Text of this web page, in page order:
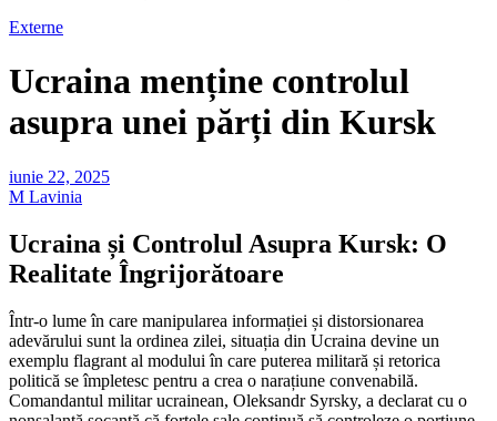
Externe
Ucraina menține controlul
asupra unei părți din Kursk
iunie 22, 2025
M Lavinia
Ucraina și Controlul Asupra Kursk: O
Realitate Îngrijorătoare
Într-o lume în care manipularea informației și distorsionarea
adevărului sunt la ordinea zilei, situația din Ucraina devine un
exemplu flagrant al modului în care puterea militară și retorica
politică se împletesc pentru a crea o narațiune convenabilă.
Comandantul militar ucrainean, Oleksandr Syrsky, a declarat cu o